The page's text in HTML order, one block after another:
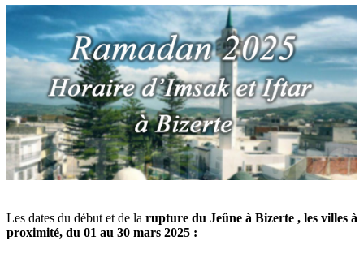
Les dates du début et de la rupture du Jeûne à Bizerte , les villes à
proximité, du 01 au 30 mars 2025 :